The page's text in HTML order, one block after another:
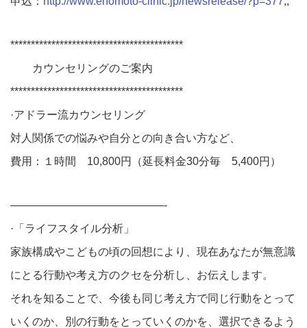
******************************************
カウンセリングのご案内
******************************************
·アドラー流カウンセリング
対人関係での悩みや自分との向き合い方など、
費用：１時間 10,800円（延長料金30分毎 5,400円）
——————————————-
·「ライフスタイル分析」
家族構成やこどもの頃の回想により、現在あなたが無意識
にとる行動や考え方のクセを分析し、お伝えします。
それを知ることで、今後も同じ考え方で同じ行動をとって
いくのか、別の行動をとっていくのかを、選択できるよう